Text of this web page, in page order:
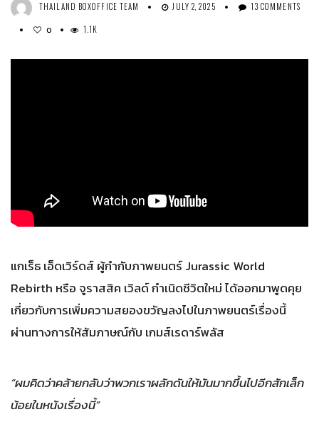
THAILAND BOXOFFICE TEAM JULY 2, 2025 13 COMMENTS
0 1.1K
แกเร็ธ เอ็ดเวิร์ดส์ ผู้กำกับภาพยนตร์ Jurassic World
Rebirth หรือ จูราสสิค เวิลด์ กำเนิดชีวิตใหม่ ได้ออกมาพูดคุย
เกี่ยวกับการเพิ่มความสยองขวัญลงไปในภาพยนตร์เรื่องนี้
ผ่านทางการให้สัมภาษณ์กับ เกมส์เรดาร์พลัส
“ผมคิดว่าคล้ายกลับว่าพวกเราผลักดันให้มันมากขึ้นไปอีกสักเล็ก
น้อยในหนังเรื่องนี้”